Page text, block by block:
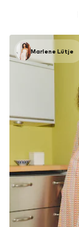
Marlene Lütje